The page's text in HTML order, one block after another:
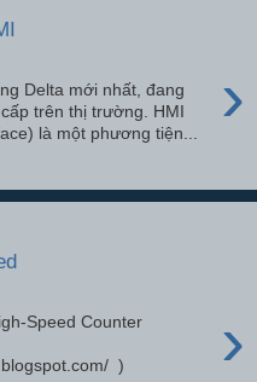
›
Delta mới nhất, đang
trên thị trường. HMI
là một phương tiện...
›
Speed Counter
)